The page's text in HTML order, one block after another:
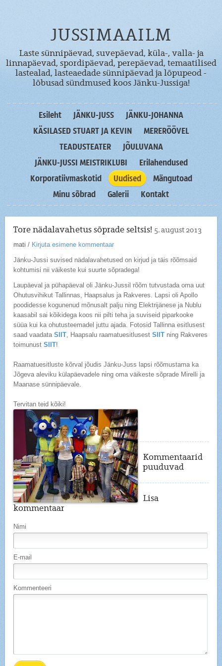
JUSSIMAAILM
Laste sünnipäevad, suvepäevad, küla-, valla- ja
linnapäevad, spordipäevad, perepäevad, temaatilised
lastealad, lasteaedade sünnipäevad ja lõpupeod -
lõbusad sündmused koos Jänku-Jussiga!
Esileht JÄNKU-JUSS
JÄNKU-JOHANNA
KÄSILASED STUART JA KEVIN
MERERÖÖVEL
TEADUSTEATER
JÕULUVANA
JÄNKU-JUSSI MEISTRIKLUBI
Erilahendused
Korporatiivmaskotid
Uudised
Mängutoad
Minu sõbrad
Galerii Kontakt
Tore nädalavahetus sõprade seltsis! 5. august 2013
mati / Kirjuta esimene kommentaar
Jänku-Jussi suvised nädalavahetused on kirjud ja täis rõõmsaid
kohtumisi nii väikeste kui suurte sõpradega!
Laupäeval ja pühapäeval oli Jänku-Jussil rõõm tutvustada oma uut
Ohutusvihikut Tallinnas, Haapsalus ja Rakveres. Lapsi oli Apollo
poodidesse kogunenud mõnusalt palju ning Elektrijänese ja Nublu
kaasabil sai kõikidega koos nii pilti teha ja suviseid piparkooke
süüa kui ka ohutusteemadel juttu ajada. Fotosid Tallinna esitlusest
saad vaadataSIIT, Haapsalu raamatuesitlusestSIIT ning Rakveres
toimunustSIIT!
Raamatuesitluste kõrval jõudis Jänku-Juss lapsi rõõmustama ka
Jõgeva aleviku külapäevadele ning oma väikeste sõprade Mirelli ja
Maanase sünnipäevale.
Tervitan teid kõiki!
Kommentaarid
puuduvad
Lisa
kommentaar
Nimi
E-mail
Kommenteeri